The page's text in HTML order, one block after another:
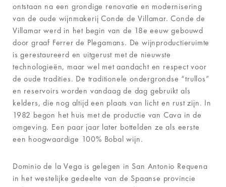
ontstaan na een grondige renovatie en modernisering
van de oude wijnmakerij Conde de Villamar. Conde de
Villamar werd in het begin van de 18e eeuw gebouwd
door graaf Ferrer de Plegamans. De wijnproductieruimte
is gerestaureerd en uitgerust met de nieuwste
technologieën, maar wel met aandacht en respect voor
de oude tradities. De traditionele ondergrondse “trullos”
en reservoirs worden vandaag de dag gebruikt als
kelders, die nog altijd een plaats van licht en rust zijn. In
1982 begon het huis met de productie van Cava in de
omgeving. Een paar jaar later bottelden ze als eerste
een hoogwaardige 100% Bobal wijn.
Dominio de la Vega is gelegen in San Antonio Requena
in het westelijke gedeelte van de Spaanse provincie